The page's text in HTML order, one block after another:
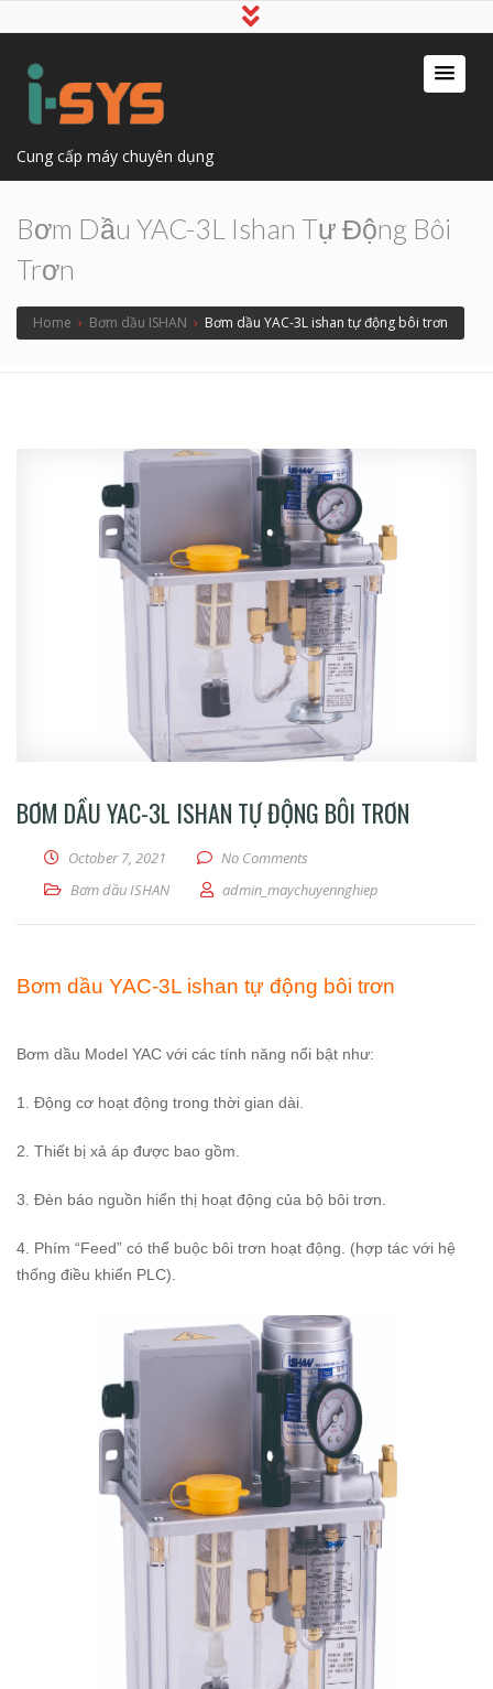
Cung cấp máy chuyên dụng
Bơm Dầu YAC-3L Ishan Tự Động Bôi
Trơn
Home › Bơm dầu ISHAN › Bơm dầu YAC-3L ishan tự động bôi trơn
BƠM DẦU YAC-3L ISHAN TỰ ĐỘNG BÔI TRƠN
October 7, 2021
No Comments
Bơm dầu ISHAN
admin_maychuyennghiep
Bơm dầu YAC-3L ishan tự động bôi trơn
Bơm dầu Model YAC với các tính năng nổi bật như:
1. Động cơ hoạt động trong thời gian dài.
2. Thiết bị xả áp được bao gồm.
3. Đèn báo nguồn hiển thị hoạt động của bộ bôi trơn.
4. Phím “Feed” có thể buộc bôi trơn hoạt động. (hợp tác với hệ
thống điều khiển PLC).